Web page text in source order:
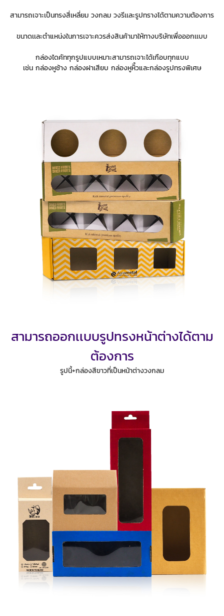
สามารถเจาะเป็นทรงสี่เหลี่ยม วงกลม วงรีเเละรูปทรางได้ตามความต้องการ
ขนาดเเละตำแหน่งในการเจาะควรส่งสินค้ามาให้ทางบริษัทเพื่อออกเเบบ
กล่องไดคัททุกรูปแบบเหมาะสามารถเจาะได้เกือบทุกแบบ
เช่น กล่องหูช้าง กล่องฝาเสียบ กล่องหูหิิ้วและกล่องรูปทรงพิเศษ
สามารถออกเเบบรูปทรงหน้าต่างได้ตาม
ต้องการ
รูปนี้+กล่องสีขาวที่เป็นหน้าต่างวงกลม